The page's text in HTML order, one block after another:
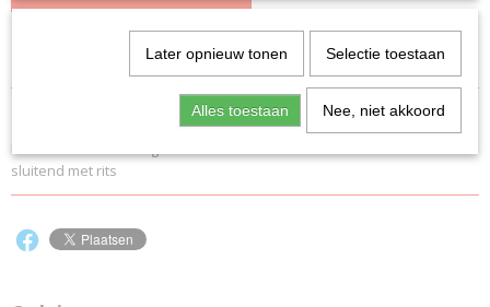
6285
Productcode leverancier
sluitend met rits
Later opnieuw tonen Selectie toestaan
Alles toestaan Nee, niet akkoord